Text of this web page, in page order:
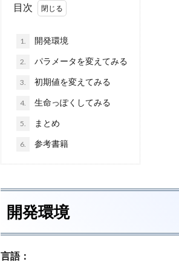
目次
1. 開発環境
2. パラメータを変えてみる
3. 初期値を変えてみる
4. 生命っぽくしてみる
5. まとめ
6. 参考書籍
開発環境
言語：